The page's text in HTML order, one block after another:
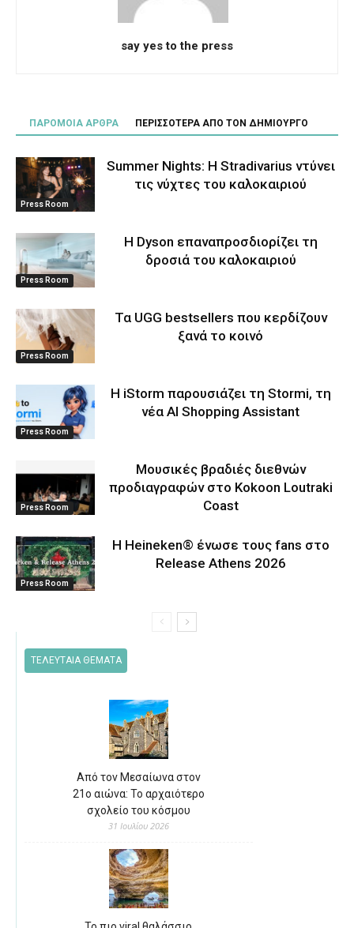
say yes to the press
ΠΑΡΟΜΟΙΑ ΑΡΘΡΑ ΠΕΡΙΣΣΟΤΕΡΑ ΑΠΟ ΤΟΝ ΔΗΜΙΟΥΡΓΟ
Press Room
Summer Nights: Η Stradivarius ντύνει
τις νύχτες του καλοκαιριού
Press Room
Η Dyson επαναπροσδιορίζει τη
δροσιά του καλοκαιριού
Press Room
Τα UGG bestsellers που κερδίζουν
ξανά το κοινό
Press Room
Η iStorm παρουσιάζει τη Stormi, τη
νέα AI Shopping Assistant
Press Room
Μουσικές βραδιές διεθνών
προδιαγραφών στο Kokoon Loutraki
Coast
Press Room
Η Heineken® ένωσε τους fans στο
Release Athens 2026
ΤΕΛΕΥΤΑΙΑ ΘΕΜΑΤΑ
Από τον Μεσαίωνα στον
21ο αιώνα: Το αρχαιότερο
σχολείο του κόσμου
31 Ιουλίου 2026